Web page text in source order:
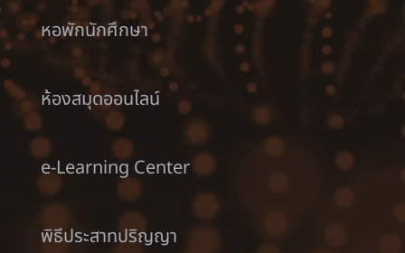
หอพักนักศึกษา
ห้องสมุดออนไลน์
e-Learning Center
พิธีประสาทปริญญา